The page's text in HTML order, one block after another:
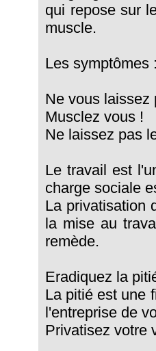
qui repose sur
muscle.
Les symptômes
Ne vous laissez
Musclez vous !
Ne laissez pas
Le travail est
charge sociale
La privatisation
la mise au
remède.
Eradiquez la
La pitié est une
l'entreprise de
Privatisez votre